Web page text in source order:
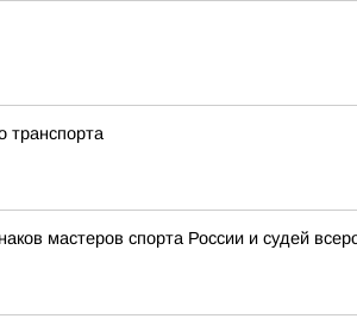
транспорта
мастеров спорта России и судей